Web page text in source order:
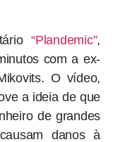
“Plandemic”,
com a ex-
O vídeo,
a ideia de que
de grandes
danos à